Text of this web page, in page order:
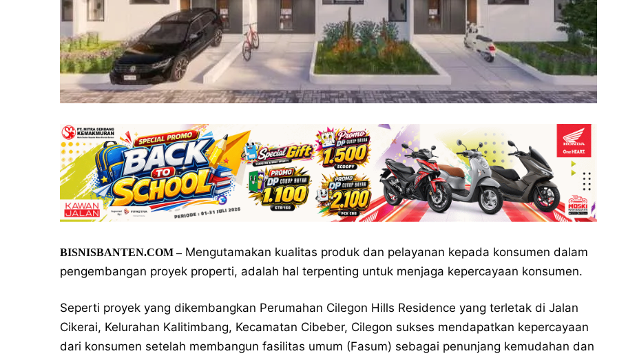
BISNISBANTEN.COM –Mengutamakan kualitas produk dan pelayanan kepada konsumen dalam
pengembangan proyek properti, adalah hal terpenting untuk menjaga kepercayaan konsumen.
Seperti proyek yang dikembangkan Perumahan Cilegon Hills Residence yang terletak di Jalan
Cikerai, Kelurahan Kalitimbang, Kecamatan Cibeber, Cilegon sukses mendapatkan kepercayaan
dari konsumen setelah membangun fasilitas umum (Fasum) sebagai penunjang kemudahan dan